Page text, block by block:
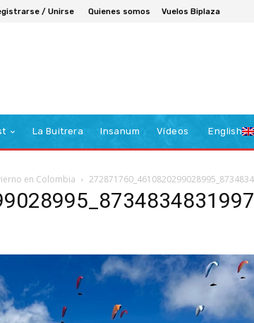
/ Unirse Quienes somos Vuelos Biplaza
La Buitrera Insanum Vídeos English
en Colombia